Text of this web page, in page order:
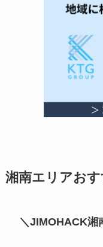
湘南エリアお
＼JIMOHACK湘